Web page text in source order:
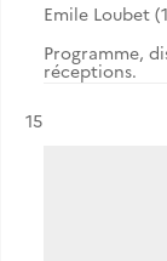
Emile Loubet
Programme,
réceptions.
Résultat n°
15